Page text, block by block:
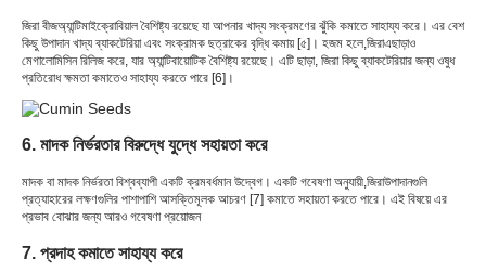
জিরা বীজঅ্যান্টিমাইক্রোবিয়াল বৈশিষ্ট্য রয়েছে যা আপনার খাদ্য সংক্রমণের ঝুঁকি কমাতে সাহায্য করে। এর বেশ
কিছু উপাদান খাদ্য ব্যাকটেরিয়া এবং সংক্রামক ছত্রাকের বৃদ্ধি কমায় [৫]। হজম হলে,জিরাএছাড়াও
মেগালোমিসিন রিলিজ করে, যার অ্যান্টিবায়োটিক বৈশিষ্ট্য রয়েছে। এটি ছাড়া, জিরা কিছু ব্যাকটেরিয়ার জন্য ওষুধ
প্রতিরোধ ক্ষমতা কমাতেও সাহায্য করতে পারে [6]।
6. মাদক নির্ভরতার বিরুদ্ধে যুদ্ধে সহায়তা করে
মাদক বা মাদক নির্ভরতা বিশ্বব্যাপী একটি ক্রমবর্ধমান উদ্বেগ। একটি গবেষণা অনুযায়ী, জিরাউপাদানগুলি
প্রত্যাহারের লক্ষণগুলির পাশাপাশি আসক্তিমূলক আচরণ [7] কমাতে সহায়তা করতে পারে। এই বিষয়ে এর
প্রভাব বোঝার জন্য আরও গবেষণা প্রয়োজন
7. প্রদাহ কমাতে সাহায্য করে